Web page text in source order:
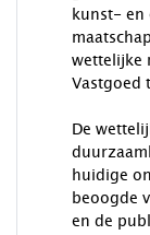
kunst- en
wettelijke
Vastgoed
De
huidige
beoogde
en de